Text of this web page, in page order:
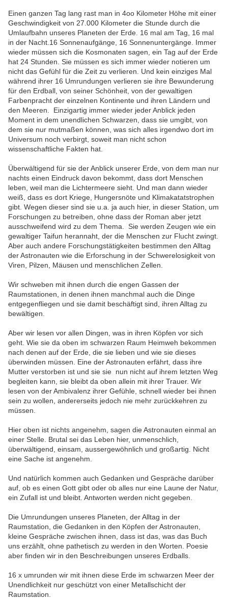
Einen ganzen Tag lang rast man in 4oo Kilometer Höhe mit einer
Geschwindigkeit von 27.000 Kilometer die Stunde durch die
Umlaufbahn unseres Planeten der Erde. 16 mal am Tag, 16 mal
in der Nacht.16 Sonnenaufgänge, 16 Sonnenuntergänge. Immer
wieder müssen sich die Kosmonaten sagen, ein Tag auf der Erde
hat 24 Stunden. Sie müssen es sich immer wieder notieren um
nicht das Gefühl für die Zeit zu verlieren. Und kein einziges Mal
während ihrer 16 Umrundungen verlieren sie ihre Bewunderung
für den Erdball, von seiner Schönheit, von der gewaltigen
Farbenpracht der einzelnen Kontinente und ihren Ländern und
den Meeren. Einzigartig immer wieder jeder Anblick jeden
Moment in dem unendlichen Schwarzen, dass sie umgibt, von
dem sie nur mutmaßen können, was sich alles irgendwo dort im
Universum noch verbirgt, soweit man nicht schon
wissenschaftliche Fakten hat.
Überwältigend für sie der Anblick unserer Erde, von dem man nur
nachts einen Eindruck davon bekommt, dass dort Menschen
leben, weil man die Lichtermeere sieht. Und man dann wieder
weiß, dass es dort Kriege, Hungersnöte und Klimakatatstrophen
gibt. Wegen dieser sind sie u.a. ja auch hier, in dieser Station, um
Forschungen zu betreiben, ohne dass der Roman aber jetzt
ausschweifend wird zu dem Thema. Sie werden Zeugen wie ein
gewaltiger Taifun herannaht, der die Menschen zur Flucht zwingt.
Aber auch andere Forschungstätigkeiten bestimmen den Alltag
der Astronauten wie die Erforschung in der Schwerelosigkeit von
Viren, Pilzen, Mäusen und menschlichen Zellen.
Wir schweben mit ihnen durch die engen Gassen der
Raumstationen, in denen ihnen manchmal auch die Dinge
entgegenfliegen und sie damit beschäftigt sind, ihren Alltag zu
bewältigen.
Aber wir lesen vor allen Dingen, was in ihren Köpfen vor sich
geht. Wie sie da oben im schwarzen Raum Heimweh bekommen
nach denen auf der Erde, die sie lieben und wie sie dieses
überwinden müssen. Eine der Astronauten erfährt, dass ihre
Mutter verstorben ist und sie sie nun nicht auf ihrem letzten Weg
begleiten kann, sie bleibt da oben allein mit ihrer Trauer. Wir
lesen von der Ambivalenz ihrer Gefühle, schnell wieder bei ihnen
sein zu wollen, andererseits jedoch nie mehr zurückkehren zu
müssen.
Hier oben ist nichts angenehm, sagen die Astronauten einmal an
einer Stelle. Brutal sei das Leben hier, unmenschlich,
überwältigend, einsam, aussergewöhnlich und großartig. Nicht
eine Sache ist angenehm.
Und natürlich kommen auch Gedanken und Gespräche darüber
auf, ob es einen Gott gibt oder ob alles nur eine Laune der Natur,
ein Zufall ist und bleibt. Antworten werden nicht gegeben.
Die Umrundungen unseres Planeten, der Alltag in der
Raumstation, die Gedanken in den Köpfen der Astronauten,
kleine Gespräche zwischen ihnen, dass ist das, was das Buch
uns erzählt, ohne pathetisch zu werden in den Worten. Poesie
aber finden wir in den Beschreibungen unseres Erdballs.
16 x umrunden wir mit ihnen diese Erde im schwarzen Meer der
Unendlichkeit nur geschützt von einer Metallschicht der
Raumstation.